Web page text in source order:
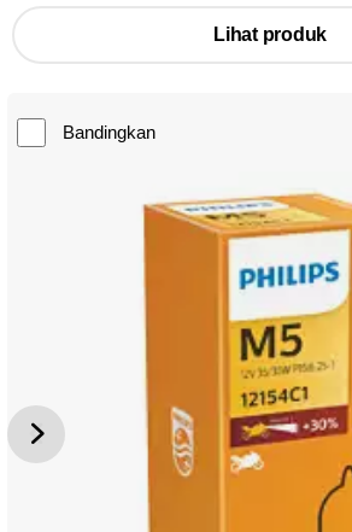
Lihat produk
Bandingkan